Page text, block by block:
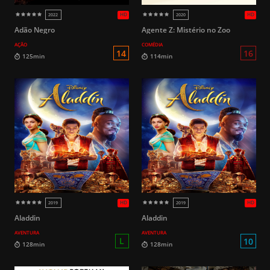
HD
2023 2023
16
Adão Negro
AÇÃO
Agente Z: Mistério no Zoo
COMÉDIA
Aladdin
AVENTURA
Aladdin
AVENTURA